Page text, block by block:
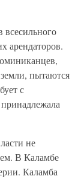
всесильного
арендаторов.
пытаются
с
не
В Каламбе
Каламба